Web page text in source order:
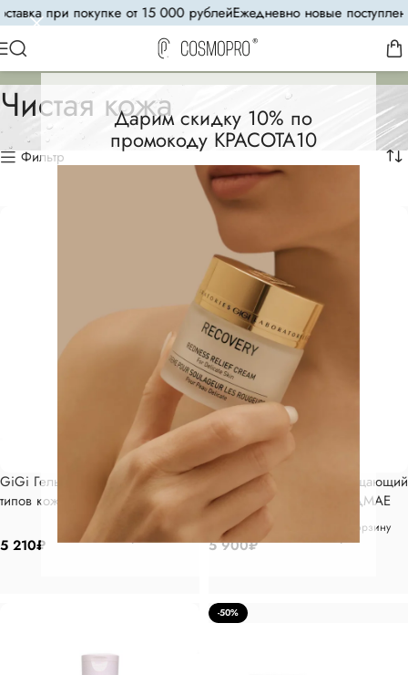
Дарим скидку 10% по
промокоду КРАСОТА10
при покупке от 15 000 рублейЕжедневно новые поступления
Чистая кожа
Фильтр
GiGi Гель очищающий для всех
типов кожи 250 мл
5 210₽
В корзину
Marini SkinSolutions Очищающий
гель с витамином CИ и ДМАЕ
178мл
5 900₽
В корзину
-50%